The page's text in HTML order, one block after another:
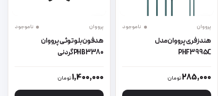
پرووان ناموجود
هندزفری پرووان مدل
PHF3995C
285,000تومان
این محصول دارای انواع مختلفی می باشد. گزینه ها ممکن است در
پرووان ناموجود
هدفون بلوتوثی پرووان
PHB3380گردنی
1,400,000تومان
این محصول دارای انواع